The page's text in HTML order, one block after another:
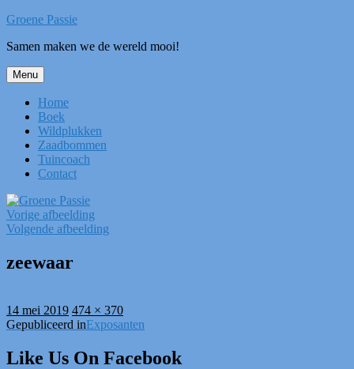
Ga
de
Groene Passie
Samen maken we de wereld mooi!
Menu
Home
Boek
Wildplukken
Zaadbommen
Tuincoach
Contact
Vorige afbeelding
Volgende afbeelding
zeewaar
Geplaatst
op
14 mei 2019 Volledige
grootte
474 × 370
Bericht
navigatie
Gepubliceerd inExposanten
Like Us On Facebook